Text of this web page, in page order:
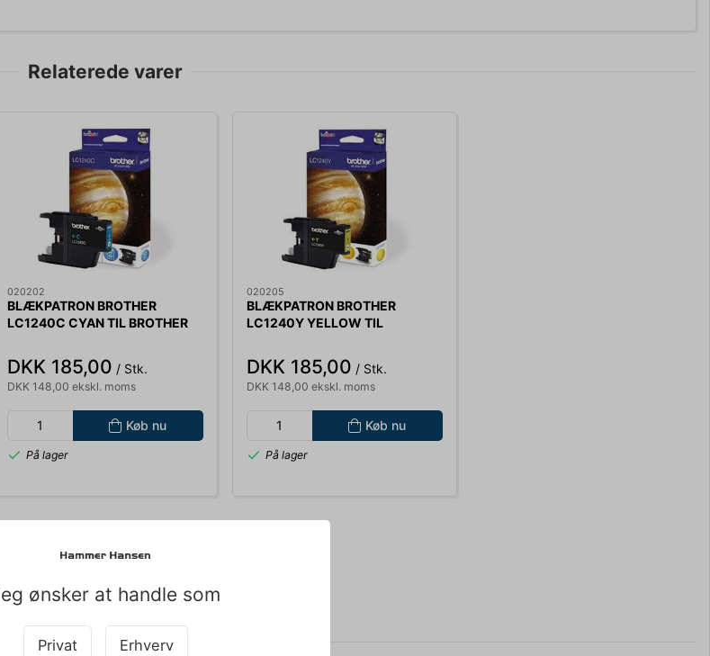
ønsker at handle som
Privat Erhverv
Relaterede varer
020202
BLÆKPATRON BROTHER
LC1240C CYAN TIL BROTHER
LC1240C
DKK 185,00 / Stk.
DKK 148,00 ekskl. moms
Køb nu
På lager
020205
BLÆKPATRON BROTHER
LC1240Y YELLOW TIL
J6510,6710,6910 LC1240Y
DKK 185,00 / Stk.
DKK 148,00 ekskl. moms
Køb nu
På lager
med det her produkt